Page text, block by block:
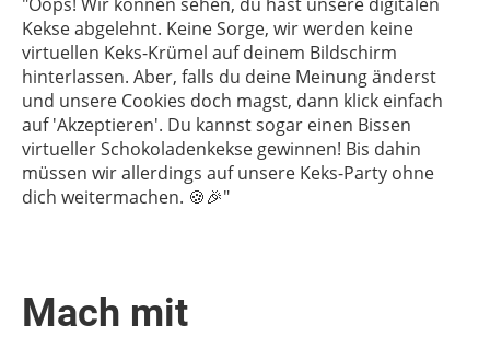
Kekse abgelehnt. Keine Sorge, wir werden keine
virtuellen Keks-Krümel auf deinem Bildschirm
hinterlassen. Aber, falls du deine Meinung änderst
und unsere Cookies doch magst, dann klick einfach
auf 'Akzeptieren'. Du kannst sogar einen Bissen
virtueller Schokoladenkekse gewinnen! Bis dahin
müssen wir allerdings auf unsere Keks-Party ohne
dich weitermachen. 🍪🎉"
Mach mit